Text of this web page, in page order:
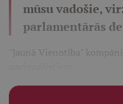
mūsu vadošie,
parlamentārās
"Jaunā Vienotība"